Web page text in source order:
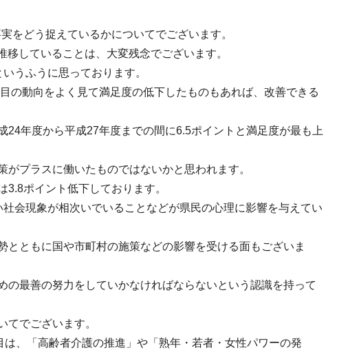
をどう捉えているかについてでございます。
していることは、大変残念でございます。
うふうに思っております。
の動向をよく見て満足度の低下したものもあれば、改善できる
年度から平成27年度までの間に6.5ポイントと満足度が最も上
プラスに働いたものではないかと思われます。
ポイント低下しております。
会現象が相次いでいることなどが県民の心理に影響を与えてい
ともに国や市町村の施策などの影響を受ける面もございま
最善の努力をしていかなければならないという認識を持って
でございます。
、「高齢者介護の推進」や「熟年・若者・女性パワーの発